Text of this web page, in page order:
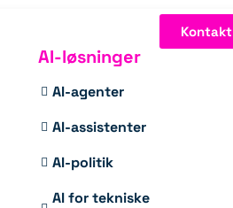
Kontakt
AI-løsninger
AI-agenter
AI-assistenter
AI-politik
AI for tekniske